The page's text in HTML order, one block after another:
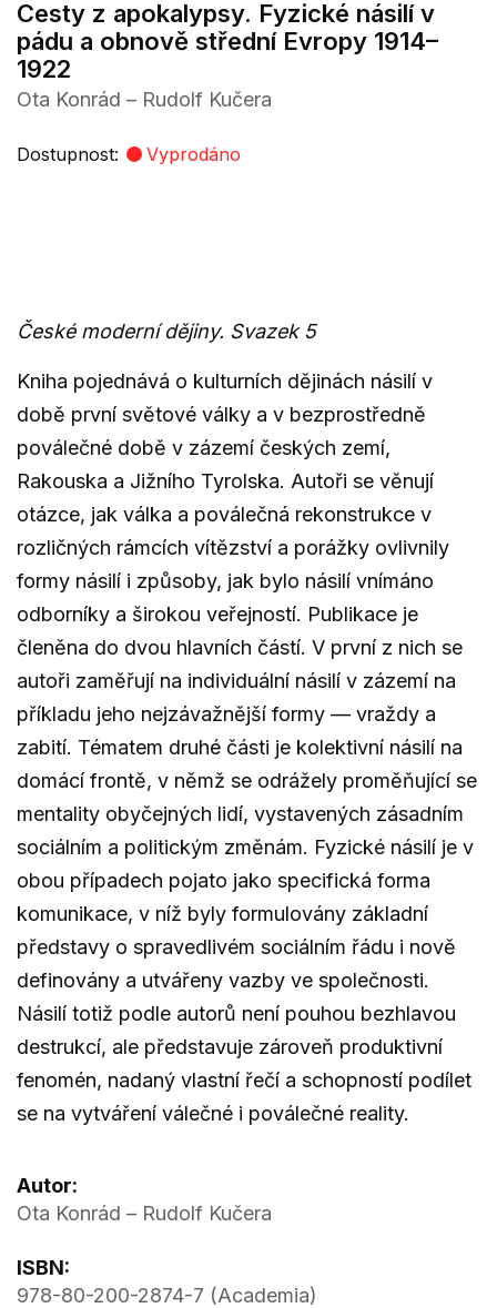
Cesty z apokalypsy. Fyzické násilí v
pádu a obnově střední Evropy 1914–
1922
Ota Konrád – Rudolf Kučera
Dostupnost: Vyprodáno
České moderní dějiny. Svazek 5
Kniha pojednává o kulturních dějinách násilí v
době první světové války a v bezprostředně
poválečné době v zázemí českých zemí,
Rakouska a Jižního Tyrolska. Autoři se věnují
otázce, jak válka a poválečná rekonstrukce v
rozličných rámcích vítězství a porážky ovlivnily
formy násilí i způsoby, jak bylo násilí vnímáno
odborníky a širokou veřejností. Publikace je
členěna do dvou hlavních částí. V první z nich se
autoři zaměřují na individuální násilí v zázemí na
příkladu jeho nejzávažnější formy — vraždy a
zabití. Tématem druhé části je kolektivní násilí na
domácí frontě, v němž se odrážely proměňující se
mentality obyčejných lidí, vystavených zásadním
sociálním a politickým změnám. Fyzické násilí je v
obou případech pojato jako specifická forma
komunikace, v níž byly formulovány základní
představy o spravedlivém sociálním řádu i nově
definovány a utvářeny vazby ve společnosti.
Násilí totiž podle autorů není pouhou bezhlavou
destrukcí, ale představuje zároveň produktivní
fenomén, nadaný vlastní řečí a schopností podílet
se na vytváření válečné i poválečné reality.
Autor:
Ota Konrád – Rudolf Kučera
ISBN:
978-80-200-2874-7 (Academia)